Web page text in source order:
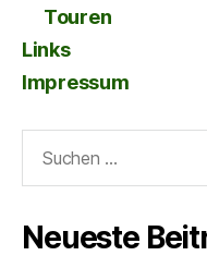
Touren
Links
Impressum
nach:
Neueste